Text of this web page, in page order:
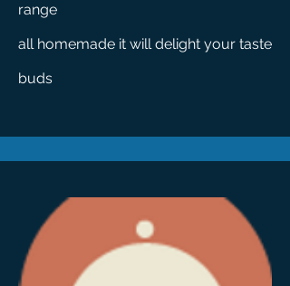
range
all homemade it will delight your taste
buds